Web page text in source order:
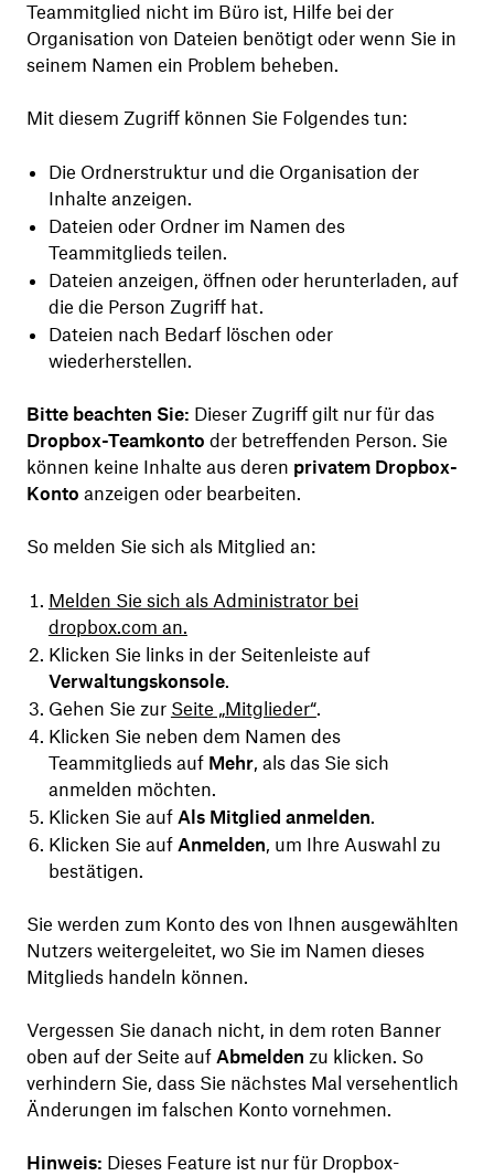
Teammitglied nicht im Büro ist, Hilfe bei der
Organisation von Dateien benötigt oder wenn Sie in
seinem Namen ein Problem beheben.
Mit diesem Zugriff können Sie Folgendes tun:
Die Ordnerstruktur und die Organisation der
Inhalte anzeigen.
Dateien oder Ordner im Namen des
Teammitglieds teilen.
Dateien anzeigen, öffnen oder herunterladen, auf
die die Person Zugriff hat.
Dateien nach Bedarf löschen oder
wiederherstellen.
Bitte beachten Sie: Dieser Zugriff gilt nur für das
Dropbox-Teamkonto der betreffenden Person. Sie
können keine Inhalte aus deren privatem Dropbox-
Konto anzeigen oder bearbeiten.
So melden Sie sich als Mitglied an:
Melden Sie sich als Administrator bei
dropbox.com an.
Klicken Sie links in der Seitenleiste auf
Verwaltungskonsole.
Gehen Sie zur Seite „Mitglieder“.
Klicken Sie neben dem Namen des
Teammitglieds auf Mehr, als das Sie sich
anmelden möchten.
Klicken Sie auf Als Mitglied anmelden.
Klicken Sie auf Anmelden, um Ihre Auswahl zu
bestätigen.
Sie werden zum Konto des von Ihnen ausgewählten
Nutzers weitergeleitet, wo Sie im Namen dieses
Mitglieds handeln können.
Vergessen Sie danach nicht, in dem roten Banner
oben auf der Seite auf Abmelden zu klicken. So
verhindern Sie, dass Sie nächstes Mal versehentlich
Änderungen im falschen Konto vornehmen.
Hinweis: Dieses Feature ist nur für Dropbox-